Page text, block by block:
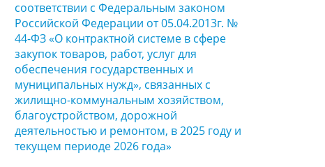
соответствии с Федеральным законом
Российской Федерации от 05.04.2013г. №
44-ФЗ «О контрактной системе в сфере
закупок товаров, работ, услуг для
обеспечения государственных и
муниципальных нужд», связанных с
жилищно-коммунальным хозяйством,
благоустройством, дорожной
деятельностью и ремонтом, в 2025 году и
текущем периоде 2026 года»